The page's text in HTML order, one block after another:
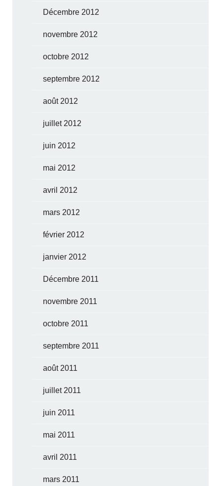
Décembre 2012
novembre 2012
octobre 2012
septembre 2012
août 2012
juillet 2012
juin 2012
mai 2012
avril 2012
mars 2012
février 2012
janvier 2012
Décembre 2011
novembre 2011
octobre 2011
septembre 2011
août 2011
juillet 2011
juin 2011
mai 2011
avril 2011
mars 2011